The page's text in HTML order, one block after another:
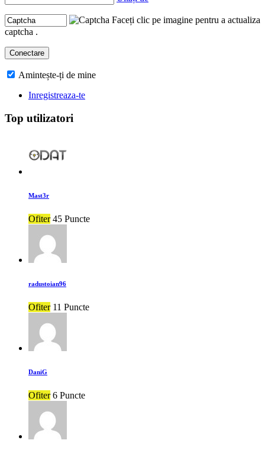
Faceți clic pe imagine pentru a actualiza
captcha .
Amintește-ți de mine
Inregistreaza-te
Top utilizatori
Mast3r
Ofiter 45 Puncte
radustoian96
Ofiter 11 Puncte
DaniG
Ofiter 6 Puncte